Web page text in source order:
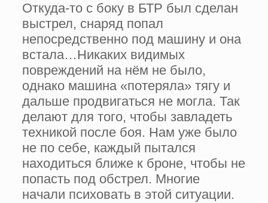
Откуда-то с боку в БТР был сделан
выстрел, снаряд попал
непосредственно под машину и она
встала…Никаких видимых
повреждений на нём не было,
однако машина «потеряла» тягу и
дальше продвигаться не могла. Так
делают для того, чтобы завладеть
техникой после боя. Нам уже было
не по себе, каждый пытался
находиться ближе к броне, чтобы не
попасть под обстрел. Многие
начали психовать в этой ситуации.